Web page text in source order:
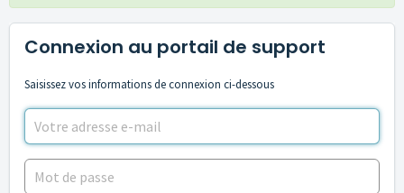
Connexion au portail de support
Saisissez vos informations de connexion ci-dessous